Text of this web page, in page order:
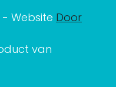
Website Door
van